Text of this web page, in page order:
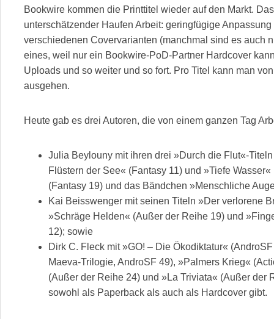
Bookwire kommen die Printtitel wieder auf den Markt.
unterschätzender Haufen Arbeit: geringfügige
verschiedenen Covervarianten (manchmal sind es auch
eines, weil nur ein Bookwire-PoD-Partner Hardcover
Uploads und so weiter und so fort. Pro Titel kann man
ausgehen.
Heute gab es drei Autoren, die von einem ganzen Tag
Julia Beylouny mit ihren drei »Durch die Flut«-
Flüstern der See« (Fantasy 11) und »Tiefe
(Fantasy 19) und das Bändchen »Menschliche
Kai Beisswenger mit seinen Titeln »Der verlorene
»Schräge Helden« (Außer der Reihe 19) und
12); sowie
Dirk C. Fleck mit »GO! – Die Ökodiktatur«
Maeva-Trilogie, AndroSF 49), »Palmers Krieg«
(Außer der Reihe 24) und »La Triviata« (Außer der
sowohl als Paperback als auch als Hardcover gibt.